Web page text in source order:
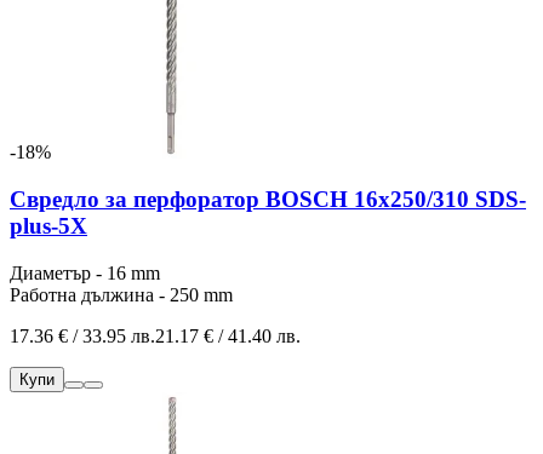
-18%
Свредло за перфоратор BOSCH 16x250/310 SDS-
plus-5Х
Диаметър - 16 mm
Работна дължина - 250 mm
17.36 € / 33.95 лв.21.17 € / 41.40 лв.
Купи